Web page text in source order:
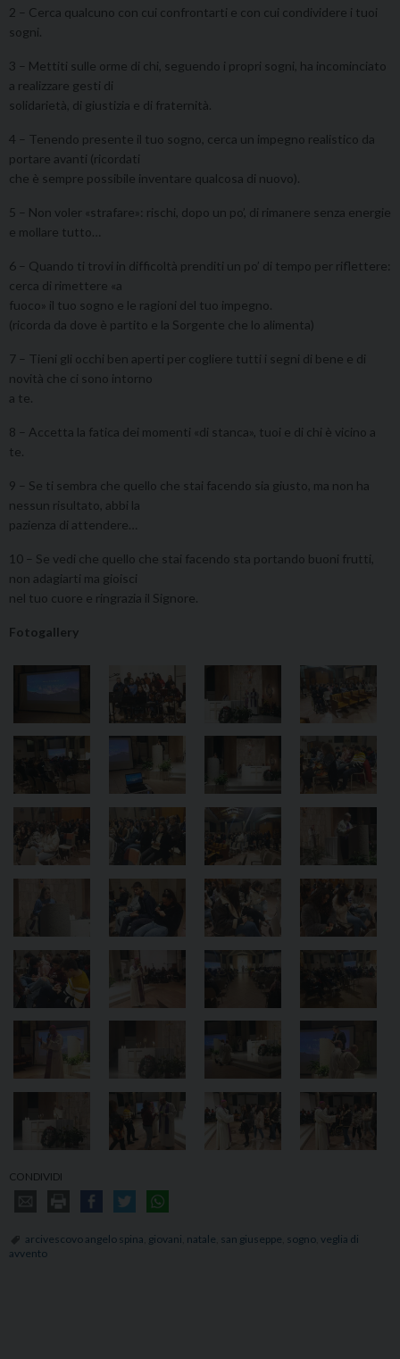
2 – Cerca qualcuno con cui confrontarti e con cui condividere i tuoi
sogni.
3 – Mettiti sulle orme di chi, seguendo i propri sogni, ha incominciato
a realizzare gesti di
solidarietà, di giustizia e di fraternità.
4 – Tenendo presente il tuo sogno, cerca un impegno realistico da
portare avanti (ricordati
che è sempre possibile inventare qualcosa di nuovo).
5 – Non voler «strafare»: rischi, dopo un po’, di rimanere senza energie
e mollare tutto…
6 – Quando ti trovi in difficoltà prenditi un po’ di tempo per riflettere:
cerca di rimettere «a
fuoco» il tuo sogno e le ragioni del tuo impegno.
(ricorda da dove è partito e la Sorgente che lo alimenta)
7 – Tieni gli occhi ben aperti per cogliere tutti i segni di bene e di
novità che ci sono intorno
a te.
8 – Accetta la fatica dei momenti «di stanca», tuoi e di chi è vicino a
te.
9 – Se ti sembra che quello che stai facendo sia giusto, ma non ha
nessun risultato, abbi la
pazienza di attendere…
10 – Se vedi che quello che stai facendo sta portando buoni frutti,
non adagiarti ma gioisci
nel tuo cuore e ringrazia il Signore.
Fotogallery
CONDIVIDI
arcivescovo angelo spina giovani natale san giuseppe sogno veglia di
avvento